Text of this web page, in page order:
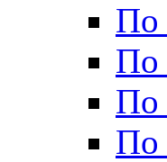
По
По
По
По